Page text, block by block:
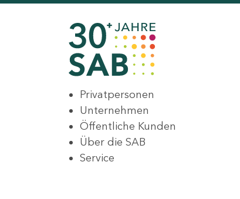
Privatpersonen
Unternehmen
Öffentliche Kunden
Über die SAB
Service